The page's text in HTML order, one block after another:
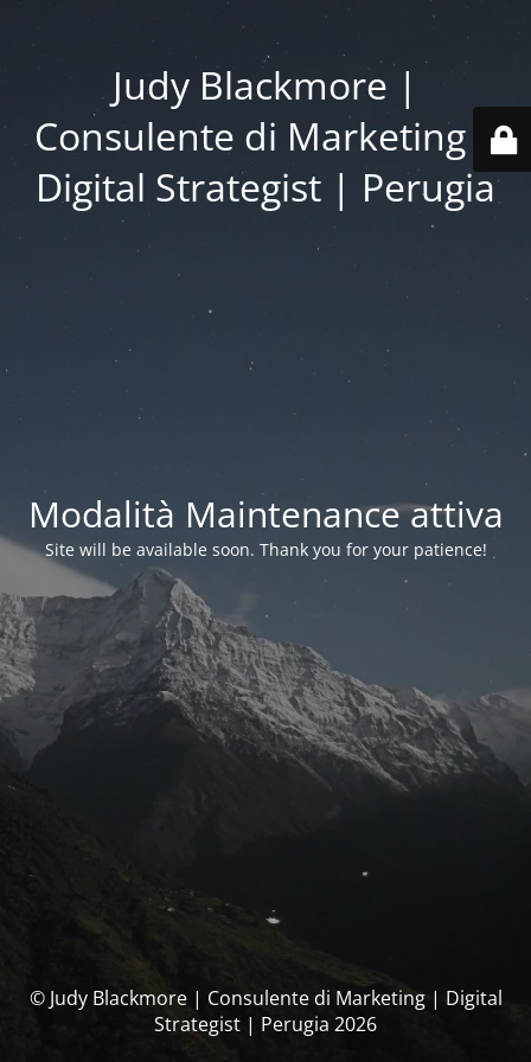
Judy Blackmore |
Consulente di Marketing |
Digital Strategist | Perugia
Modalità Maintenance attiva
Site will be available soon. Thank you for your patience!
© Judy Blackmore | Consulente di Marketing | Digital
Strategist | Perugia 2026